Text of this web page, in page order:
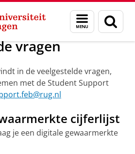
Menu
en
zoeken
Veelgestelde vragen
vragen
in de veelgestelde vragen,
met de Student Support
cijferlijst
je een digitale gewaarmerkte